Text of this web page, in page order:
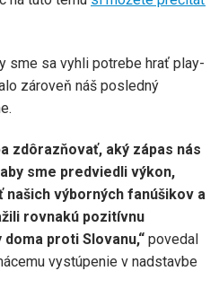
sme sa vyhli potrebe hrať play-
zároveň náš posledný
zdôrazňovať, aký zápas nás
sme predviedli výkon,
výborných fanúšikov a
rovnakú pozitívnu
proti Slovanu,“ povedal
vystúpenie v nadstavbe